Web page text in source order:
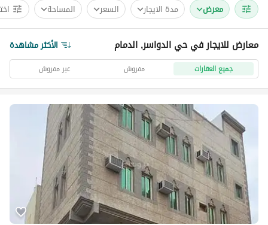
معرض مدة الايجار السعر المساحة
معارض للايجار في حي الدواسر, الدمام الأكثر مشاهدة
جميع العقارات مفروش غير مفروش